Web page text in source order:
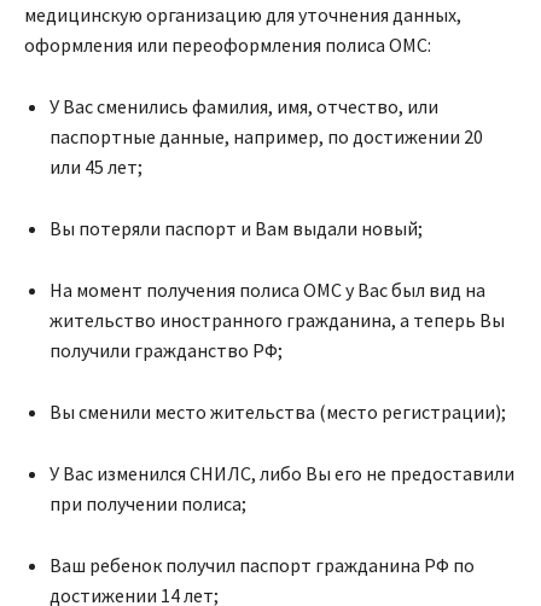
медицинскую организацию для уточнения данных,
оформления или переоформления полиса ОМС:
У Вас сменились фамилия, имя, отчество, или
паспортные данные, например, по достижении 20
или 45 лет;
Вы потеряли паспорт и Вам выдали новый;
На момент получения полиса ОМС у Вас был вид на
жительство иностранного гражданина, а теперь Вы
получили гражданство РФ;
Вы сменили место жительства (место регистрации);
У Вас изменился СНИЛС, либо Вы его не предоставили
при получении полиса;
Ваш ребенок получил паспорт гражданина РФ по
достижении 14 лет;